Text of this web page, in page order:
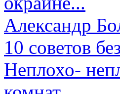
Александр
10 советов
Неплохо-